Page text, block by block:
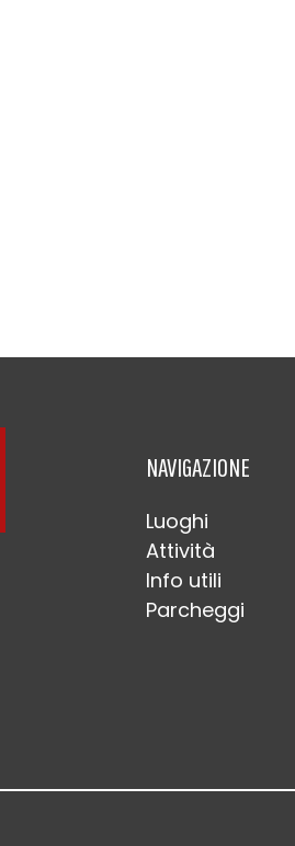
NAVIGAZIONE
Luoghi
Attività
Info utili
Parcheggi